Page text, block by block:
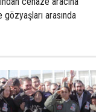
arasında